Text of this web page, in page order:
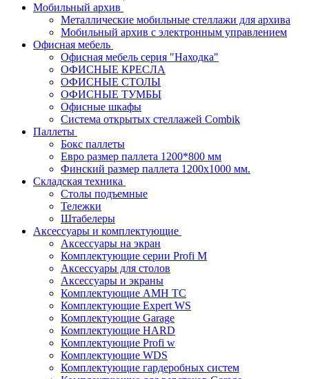
Мобильный архив
Металлические мобильные стеллажи для архива
Мобильный архив с электронным управлением
Офисная мебель
Офисная мебель серия "Находка"
ОФИСНЫЕ КРЕСЛА
ОФИСНЫЕ СТОЛЫ
ОФИСНЫЕ ТУМБЫ
Офисные шкафы
Система открытых стеллажей Combik
Паллеты
Бокс паллеты
Евро размер паллета 1200*800 мм
Финский размер паллета 1200х1000 мм.
Складская техника
Столы подъемные
Тележки
Штабелеры
Аксессуары и комплектующие
Аксессуары на экран
Комплектующие серии Profi M
Аксессуары для столов
Аксессуары и экраны
Комплектующие AMH TC
Комплектующие Expert WS
Комплектующие Garage
Комплектующие HARD
Комплектующие Profi w
Комплектующие WDS
Комплектующие гардеробных систем